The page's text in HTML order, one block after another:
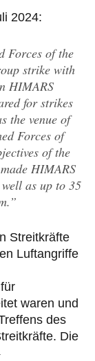
2024:
Forces of the
strike with
HIMARS
for strikes
the venue of
Forces of
of the
HIMARS
as up to 35
Streitkräfte
Luftangriffe
waren und
des
Die